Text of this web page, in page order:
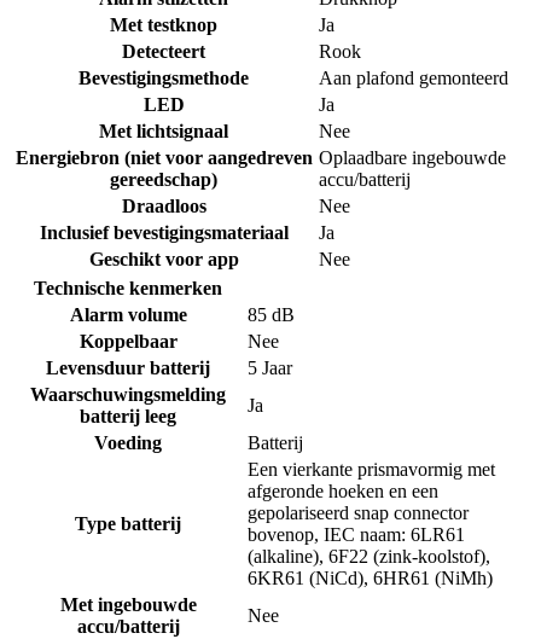
Met testknop
Ja
Detecteert
Rook
Bevestigingsmethode
Aan plafond gemonteerd
LED
Ja
Met lichtsignaal
Nee
Energiebron (niet voor aangedreven
gereedschap)
Oplaadbare ingebouwde
accu/batterij
Draadloos
Nee
Inclusief bevestigingsmateriaal
Ja
Geschikt voor app
Nee
Technische kenmerken
Alarm volume
85 dB
Koppelbaar
Nee
Levensduur batterij
5 Jaar
Waarschuwingsmelding
batterij leeg
Ja
Voeding
Batterij
Type batterij
Een vierkante prismavormig met
afgeronde hoeken en een
gepolariseerd snap connector
bovenop, IEC naam: 6LR61
(alkaline), 6F22 (zink-koolstof),
6KR61 (NiCd), 6HR61 (NiMh)
Met ingebouwde
accu/batterij
Nee